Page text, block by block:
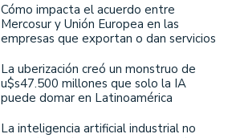
Cómo impacta el acuerdo entre
Mercosur y Unión Europea en las
empresas que exportan o dan servicios
La uberización creó un monstruo de
u$s47.500 millones que solo la IA
puede domar en Latinoamérica
La inteligencia artificial industrial no